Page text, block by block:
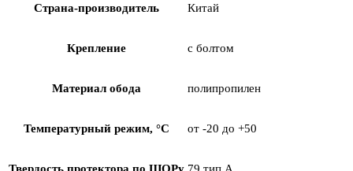
Страна-производитель Китай
Крепление с болтом
Материал обода полипропилен
Температурный режим, °С от -20 до +50